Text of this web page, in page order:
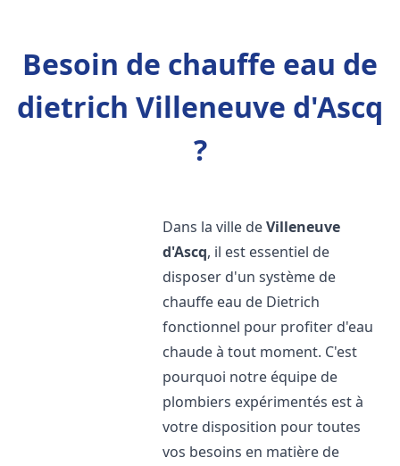
Besoin de chauffe eau de
dietrich Villeneuve d'Ascq
?
Dans la ville deVilleneuve
d'Ascq, il est essentiel de
disposer d'un système de
chauffe eau de Dietrich
fonctionnel pour profiter d'eau
chaude à tout moment. C'est
pourquoi notre équipe de
plombiers expérimentés est à
votre disposition pour toutes
vos besoins en matière de